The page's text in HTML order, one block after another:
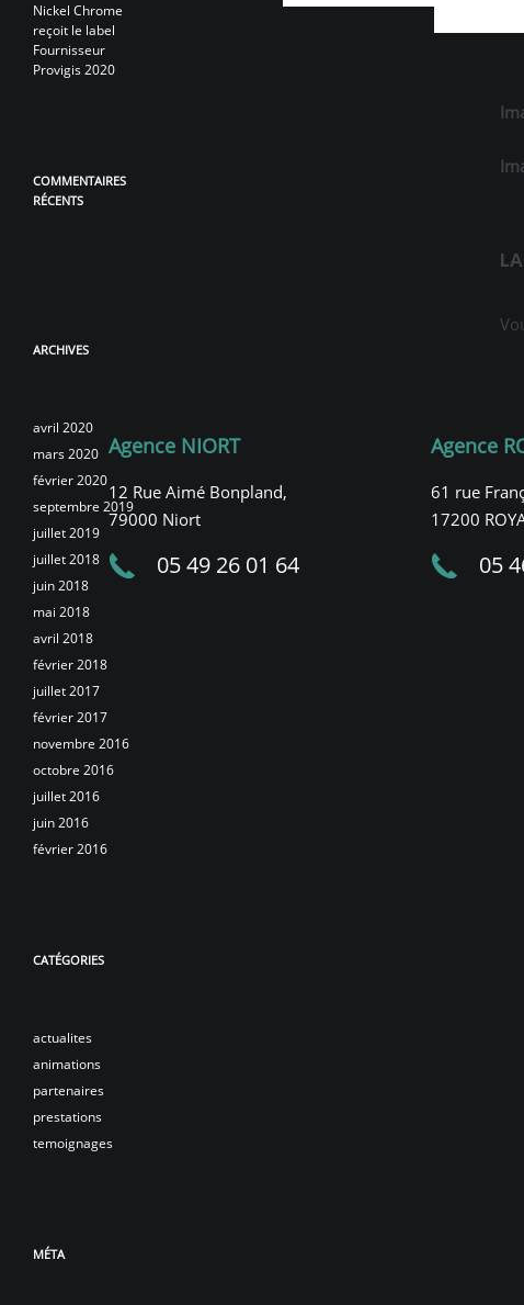
Nickel Chrome
reçoit le label
Fournisseur
Provigis 2020
COMMENTAIRES
RÉCENTS
ARCHIVES
avril 2020
mars 2020
février 2020
septembre 2019
juillet 2019
juillet 2018
juin 2018
mai 2018
avril 2018
février 2018
juillet 2017
février 2017
novembre 2016
octobre 2016
juillet 2016
juin 2016
février 2016
CATÉGORIES
actualites
animations
partenaires
prestations
temoignages
MÉTA
Agence NIORT
12 Rue Aimé Bonpland,
79000 Niort
05 49 26 01 64
Agence
61 rue
17200
05